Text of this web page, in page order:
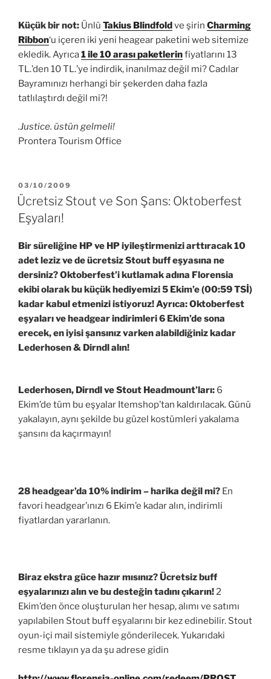
Küçük bir not: Ünlü Takius Blindfoldve şirin Charming
Ribbon‘u içeren iki yeni heagear paketini web sitemize
ekledik. Ayrıca1 ile 10 arası paketlerinfiyatlarını 13
TL.’den 10 TL.’ye indirdik, inanılmaz değil mi? Cadılar
Bayramınızı herhangi bir şekerden daha fazla
tatlılaştırdı değil mi?!
.Justice. üstün gelmeli!
Prontera Tourism Office
YAYIM
TARIHI
03/10/2009
Ücretsiz Stout ve Son Şans: Oktoberfest
Eşyaları!
Bir süreliğine HP ve HP iyileştirmenizi arttıracak 10
adet leziz ve de ücretsiz Stout buff eşyasına ne
dersiniz? Oktoberfest’i kutlamak adına Florensia
ekibi olarak bu küçük hediyemizi 5 Ekim’e (00:59 TSİ)
kadar kabul etmenizi istiyoruz! Ayrıca: Oktoberfest
eşyaları ve headgear indirimleri 6 Ekim’de sona
erecek, en iyisi şansınız varken alabildiğiniz kadar
Lederhosen & Dirndl alın!
Lederhosen, Dirndl ve Stout Headmount’ları: 6
Ekim’de tüm bu eşyalar Itemshop’tan kaldırılacak. Günü
yakalayın, aynı şekilde bu güzel kostümleri yakalama
şansını da kaçırmayın!
28 headgear’da 10% indirim – harika değil mi? En
favori headgear’ınızı 6 Ekim’e kadar alın, indirimli
fiyatlardan yararlanın.
Biraz ekstra güce hazır mısınız? Ücretsiz buff
eşyalarınızı alın ve bu desteğin tadını çıkarın!2
Ekim’den önce oluşturulan her hesap, alımı ve satımı
yapılabilen Stout buff eşyalarını bir kez edinebilir. Stout
oyun-içi mail sistemiyle gönderilecek. Yukarıdaki
resme tıklayın ya da şu adrese gidin